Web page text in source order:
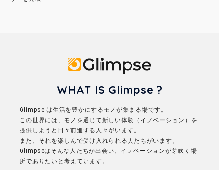
WHAT IS Glimpse ?
Glimpse は生活を豊かにするモノが集まる場です。
この世界には、モノを通じて新しい体験（イノベーション）を
提供しようと日々前進する人々がいます。
また、それを楽しんで受け入れられる人たちがいます。
Glimpseはそんな人たちが出会い、イノベーションが芽吹く場
所でありたいと考えています。